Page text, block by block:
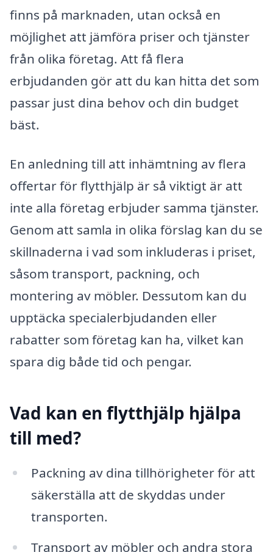
finns på marknaden, utan också en
möjlighet att jämföra priser och tjänster
från olika företag. Att få flera
erbjudanden gör att du kan hitta det som
passar just dina behov och din budget
bäst.
En anledning till att inhämtning av flera
offertar för flytthjälp är så viktigt är att
inte alla företag erbjuder samma tjänster.
Genom att samla in olika förslag kan du se
skillnaderna i vad som inkluderas i priset,
såsom transport, packning, och
montering av möbler. Dessutom kan du
upptäcka specialerbjudanden eller
rabatter som företag kan ha, vilket kan
spara dig både tid och pengar.
Vad kan en flytthjälp hjälpa
till med?
Packning av dina tillhörigheter för att
säkerställa att de skyddas under
transporten.
Transport av möbler och andra stora